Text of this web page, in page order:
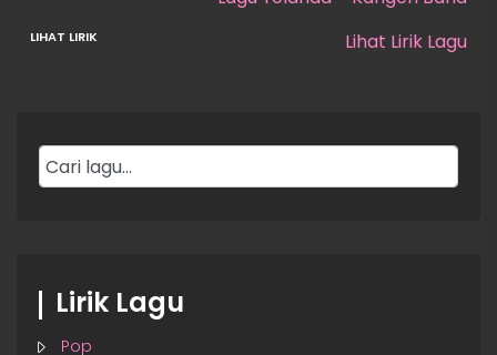
Lihat Lirik Lagu
Lirik Lagu
Pop